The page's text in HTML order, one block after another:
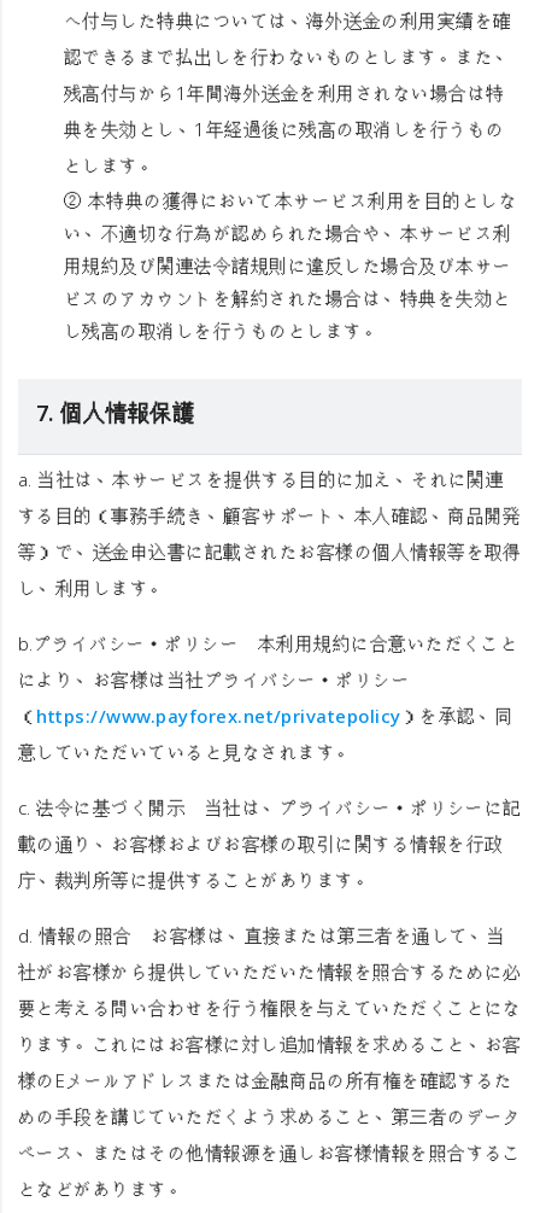
へ付与した特典については、海外送金の利用実績を確
認できるまで払出しを行わないものとします。また、
残高付与から1年間海外送金を利用されない場合は特
典を失効とし、1年経過後に残高の取消しを行うもの
とします。
② 本特典の獲得において本サービス利用を目的としな
い、不適切な行為が認められた場合や、本サービス利
用規約及び関連法令諸規則に違反した場合及び本サー
ビスのアカウントを解約された場合は、特典を失効と
し残高の取消しを行うものとします。
7. 個人情報保護
a. 当社は、本サービスを提供する目的に加え、それに関連
する目的（事務手続き、顧客サポート、本人確認、商品開発
等）で、送金申込書に記載されたお客様の個人情報等を取得
し、利用します。
b.プライバシー・ポリシー 本利用規約に合意いただくこと
により、お客様は当社プライバシー・ポリシー
（https://www.payforex.net/privatepolicy）を承認、同
意していただいていると見なされます。
c.法令に基づく開示 当社は、プライバシー・ポリシーに記
載の通り、お客様およびお客様の取引に関する情報を行政
庁、裁判所等に提供することがあります。
d.情報の照合 お客様は、直接または第三者を通して、当
社がお客様から提供していただいた情報を照合するために必
要と考える問い合わせを行う権限を与えていただくことにな
ります。これにはお客様に対し追加情報を求めること、お客
様のEメールアドレスまたは金融商品の所有権を確認するた
めの手段を講じていただくよう求めること、第三者のデータ
ベース、またはその他情報源を通しお客様情報を照合するこ
となどがあります。